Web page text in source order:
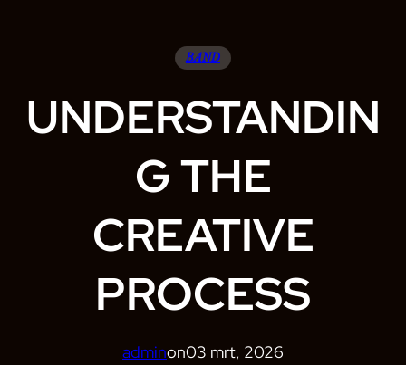
BAND
UNDERSTANDIN
G THE
CREATIVE
PROCESS
adminon03 mrt, 2026